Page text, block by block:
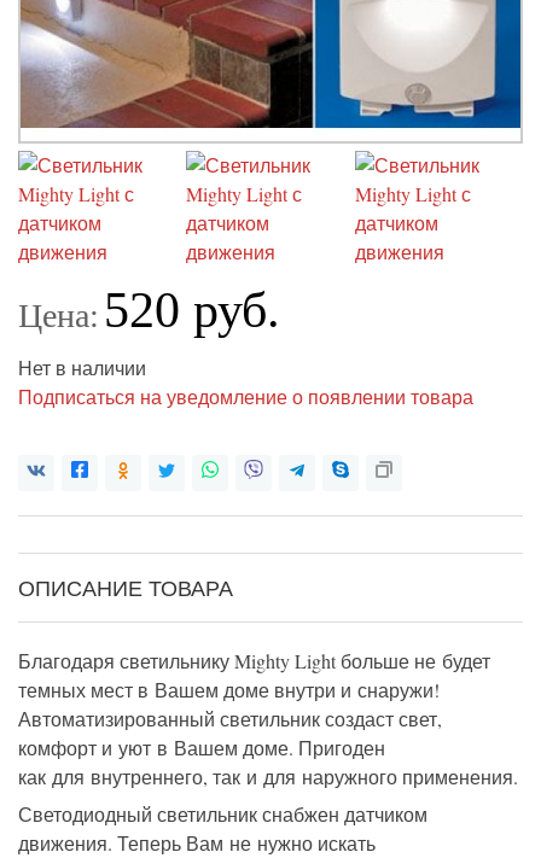
Цена: 520 руб.
Нет в наличии
Подписаться на уведомление о появлении товара
ОПИСАНИЕ ТОВАРА
Благодаря светильнику Mighty Light больше не будет
темных мест в Вашем доме внутри и снаружи!
Автоматизированный светильник создаст свет,
комфорт и уют в Вашем доме. Пригоден
как для внутреннего, так и для наружного применения.
Светодиодный светильник снабжен датчиком
движения. Теперь Вам не нужно искать